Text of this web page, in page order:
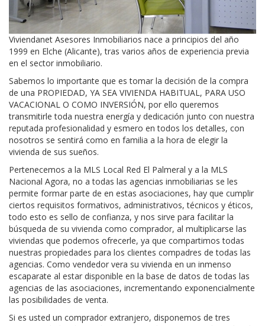
Viviendanet Asesores Inmobiliarios nace a principios del año
1999 en Elche (Alicante), tras varios años de experiencia previa
en el sector inmobiliario.
Sabemos lo importante que es tomar la decisión de la compra
de una PROPIEDAD, YA SEA VIVIENDA HABITUAL, PARA USO
VACACIONAL O COMO INVERSIÓN, por ello queremos
transmitirle toda nuestra energía y dedicación junto con nuestra
reputada profesionalidad y esmero en todos los detalles, con
nosotros se sentirá como en familia a la hora de elegir la
vivienda de sus sueños.
Pertenecemos a la MLS Local Red El Palmeral y a la MLS
Nacional Agora, no a todas las agencias inmobiliarias se les
permite formar parte de en estas asociaciones, hay que cumplir
ciertos requisitos formativos, administrativos, técnicos y éticos,
todo esto es sello de confianza, y nos sirve para facilitar la
búsqueda de su vivienda como comprador, al multiplicarse las
viviendas que podemos ofrecerle, ya que compartimos todas
nuestras propiedades para los clientes compadres de todas las
agencias. Como vendedor vera su vivienda en un inmenso
escaparate al estar disponible en la base de datos de todas las
agencias de las asociaciones, incrementando exponencialmente
las posibilidades de venta.
Si es usted un comprador extranjero, disponemos de tres